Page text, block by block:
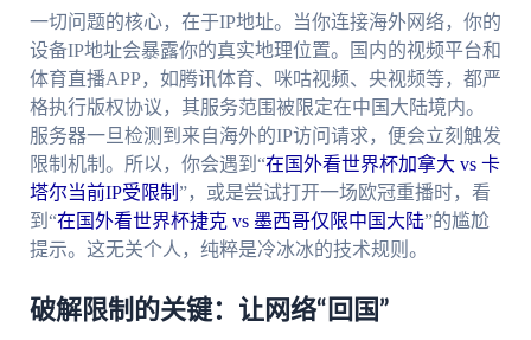
一切问题的核心，在于IP地址。当你连接海外网络，你的
设备IP地址会暴露你的真实地理位置。国内的视频平台和
体育直播APP，如腾讯体育、咪咕视频、央视频等，都严
格执行版权协议，其服务范围被限定在中国大陆境内。
服务器一旦检测到来自海外的IP访问请求，便会立刻触发
限制机制。所以，你会遇到“在国外看世界杯加拿大 vs 卡
塔尔当前IP受限制 ”，或是尝试打开一场欧冠重播时，看
到“在国外看世界杯捷克 vs 墨西哥仅限中国大陆”的尴尬
提示。这无关个人，纯粹是冷冰冰的技术规则。
破解限制的关键：让网络“回国”